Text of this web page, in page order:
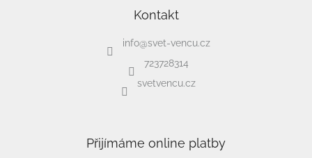
Kontakt
info@svet-vencu.cz
723728314
svetvencu.cz
Přijímáme online platby